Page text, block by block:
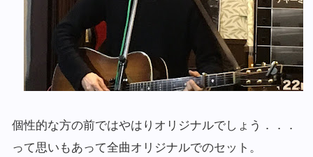
個性的な方の前ではやはりオリジナルでしょう．．．
って思いもあって全曲オリジナルでのセット。